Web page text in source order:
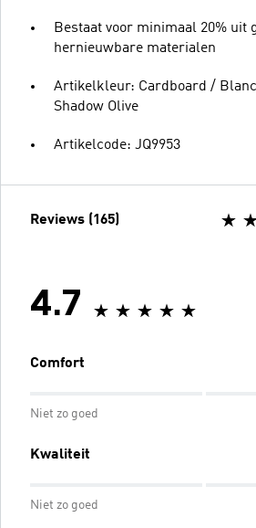
Bestaat voor minimaal 20% uit
hernieuwbare materialen
Artikelkleur: Cardboard /
Shadow Olive
Artikelcode: JQ9953
Reviews (165)
4.7
Comfort
Niet zo goed
Kwaliteit
Niet zo goed